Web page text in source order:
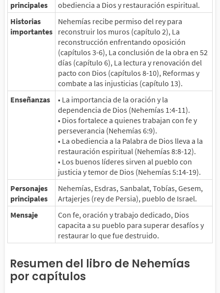
principales
obediencia a Dios y restauración espiritual.
Historias
importantes
Nehemías recibe permiso del rey para
reconstruir los muros (capítulo 2), La
reconstrucción enfrentando oposición
(capítulos 3-6), La conclusión de la obra en 52
días (capítulo 6), La lectura y renovación del
pacto con Dios (capítulos 8-10), Reformas y
combate a las injusticias (capítulo 13).
Enseñanzas
• La importancia de la oración y la
dependencia de Dios (Nehemías 1:4-11).
• Dios fortalece a quienes trabajan con fe y
perseverancia (Nehemías 6:9).
• La obediencia a la Palabra de Dios lleva a la
restauración espiritual (Nehemías 8:8-12).
• Los buenos líderes sirven al pueblo con
justicia y temor de Dios (Nehemías 5:14-19).
Personajes
principales
Nehemías, Esdras, Sanbalat, Tobías, Gesem,
Artajerjes (rey de Persia), pueblo de Israel.
Mensaje
Con fe, oración y trabajo dedicado, Dios
capacita a su pueblo para superar desafíos y
restaurar lo que fue destruido.
Resumen del libro de Nehemías
por capítulos